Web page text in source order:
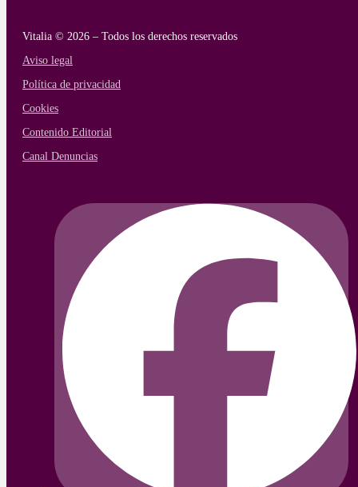
Vitalia © 2026 – Todos los derechos reservados
Aviso legal
Política de privacidad
Cookies
Contenido Editorial
Canal Denuncias